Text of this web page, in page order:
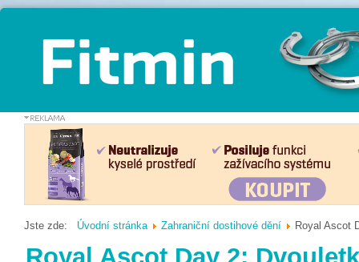
Jste zde: Úvodní stránka Zahraniční dostihové dění Royal Ascot